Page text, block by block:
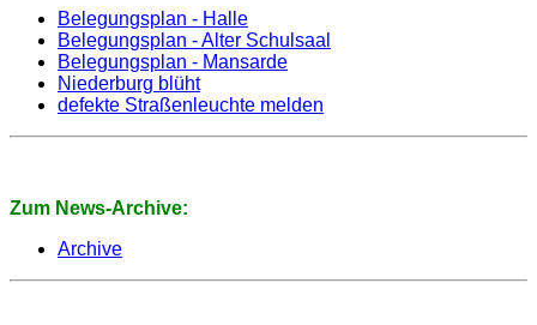
Belegungsplan - Halle
Belegungsplan - Alter Schulsaal
Belegungsplan - Mansarde
Niederburg blüht
defekte Straßenleuchte melden
Zum News-Archive:
Archive